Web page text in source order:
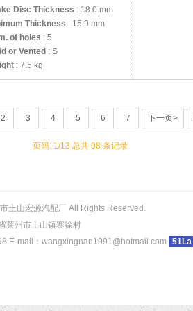
Disc Thickness : 18.0 mm
Thickness : 15.9 mm
of holes : 5
or Vented : S
: 7.5 kg
页码: 1/13 总共 98 条记录
2 3 4 5 6 7 下一页>
土山宏源汽配厂 All Rights Reserved.
莱州市土山镇寨徐村
E-mail：wangxingnan1991@hotmail.com
51La